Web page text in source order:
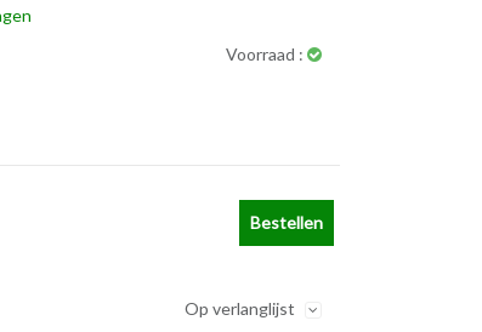
Voorraad :
Bestellen
Op verlanglijst